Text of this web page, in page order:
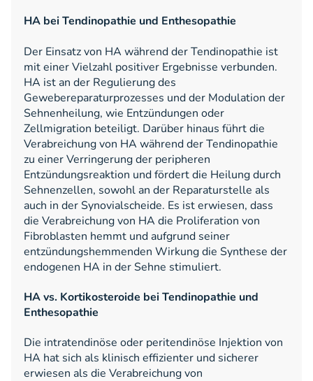
HA bei Tendinopathie und Enthesopathie
Der Einsatz von HA während der Tendinopathie ist
mit einer Vielzahl positiver Ergebnisse verbunden.
HA ist an der Regulierung des
Gewebereparaturprozesses und der Modulation der
Sehnenheilung, wie Entzündungen oder
Zellmigration beteiligt. Darüber hinaus führt die
Verabreichung von HA während der Tendinopathie
zu einer Verringerung der peripheren
Entzündungsreaktion und fördert die Heilung durch
Sehnenzellen, sowohl an der Reparaturstelle als
auch in der Synovialscheide. Es ist erwiesen, dass
die Verabreichung von HA die Proliferation von
Fibroblasten hemmt und aufgrund seiner
entzündungshemmenden Wirkung die Synthese der
endogenen HA in der Sehne stimuliert.
HA vs. Kortikosteroide bei Tendinopathie und
Enthesopathie
Die intratendinöse oder peritendinöse Injektion von
HA hat sich als klinisch effizienter und sicherer
erwiesen als die Verabreichung von